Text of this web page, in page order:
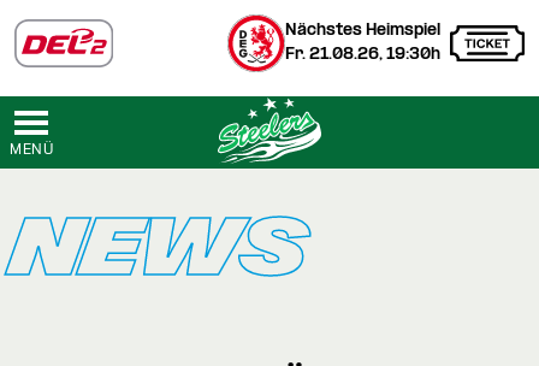
Nächstes Heimspiel
Fr. 21.08.26, 19:30h
MENÜ
NEWS